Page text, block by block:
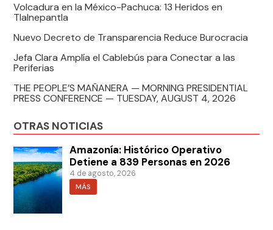
Volcadura en la México-Pachuca: 13 Heridos en
Tlalnepantla
Nuevo Decreto de Transparencia Reduce Burocracia
Jefa Clara Amplía el Cablebús para Conectar a las
Periferias
THE PEOPLE’S MAÑANERA — MORNING PRESIDENTIAL
PRESS CONFERENCE — TUESDAY, AUGUST 4, 2026
OTRAS NOTICIAS
Amazonía: Histórico Operativo
Detiene a 839 Personas en 2026
4 de agosto, 2026
MÁS